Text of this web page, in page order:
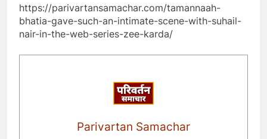
https://parivartansamachar.com/tamannaah-
bhatia-gave-such-an-intimate-scene-with-suhail-
nair-in-the-web-series-zee-karda/
Parivartan Samachar